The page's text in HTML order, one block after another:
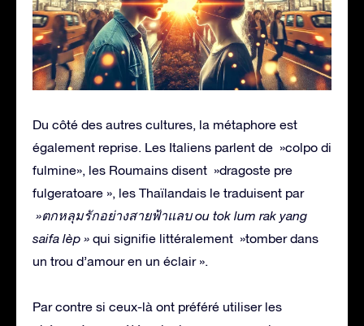
Du côté des autres cultures, la métaphore est
également reprise. Les Italiens parlent de »colpo di
fulmine», les Roumains disent »dragoste pre
fulgeratoare », les Thaïlandais le traduisent par
»ตกหลุมรักอย่างสายฟ้าแลบ ou tok lum rak yang
saifa lèp » qui signifie littéralement »tomber dans
un trou d’amour en un éclair ».
Par contre si ceux-là ont préféré utiliser les